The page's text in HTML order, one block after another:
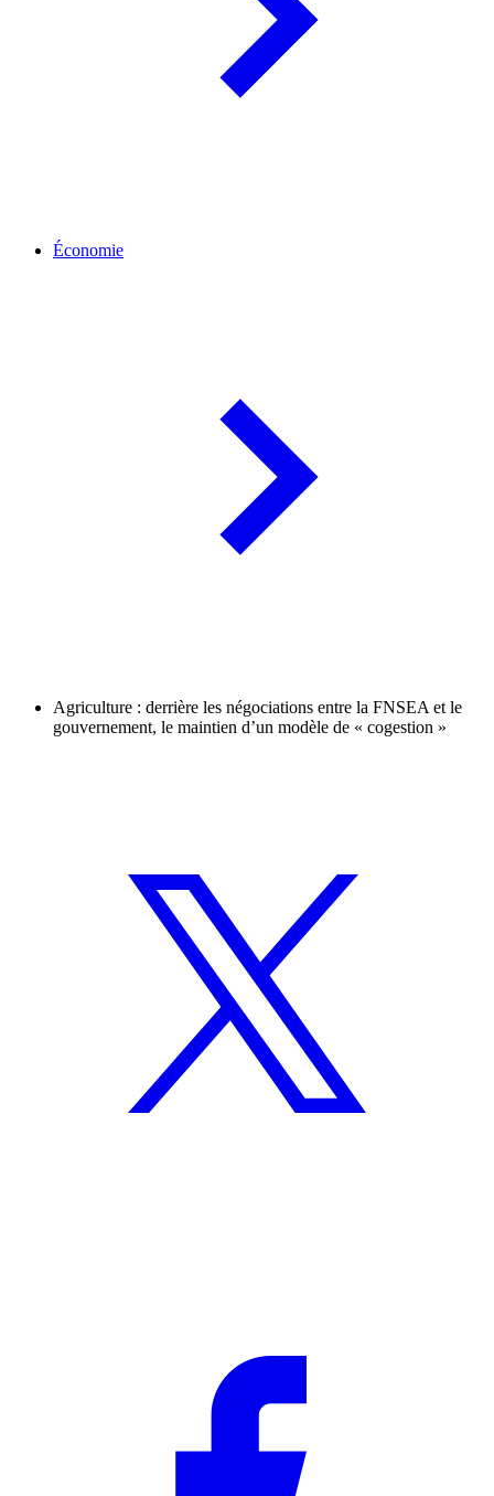
Économie
Agriculture : derrière les négociations entre la FNSEA et le
gouvernement, le maintien d’un modèle de « cogestion »